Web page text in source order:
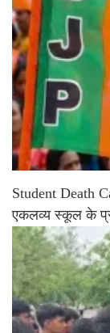
Student Death
एकलव्य स्कूल के